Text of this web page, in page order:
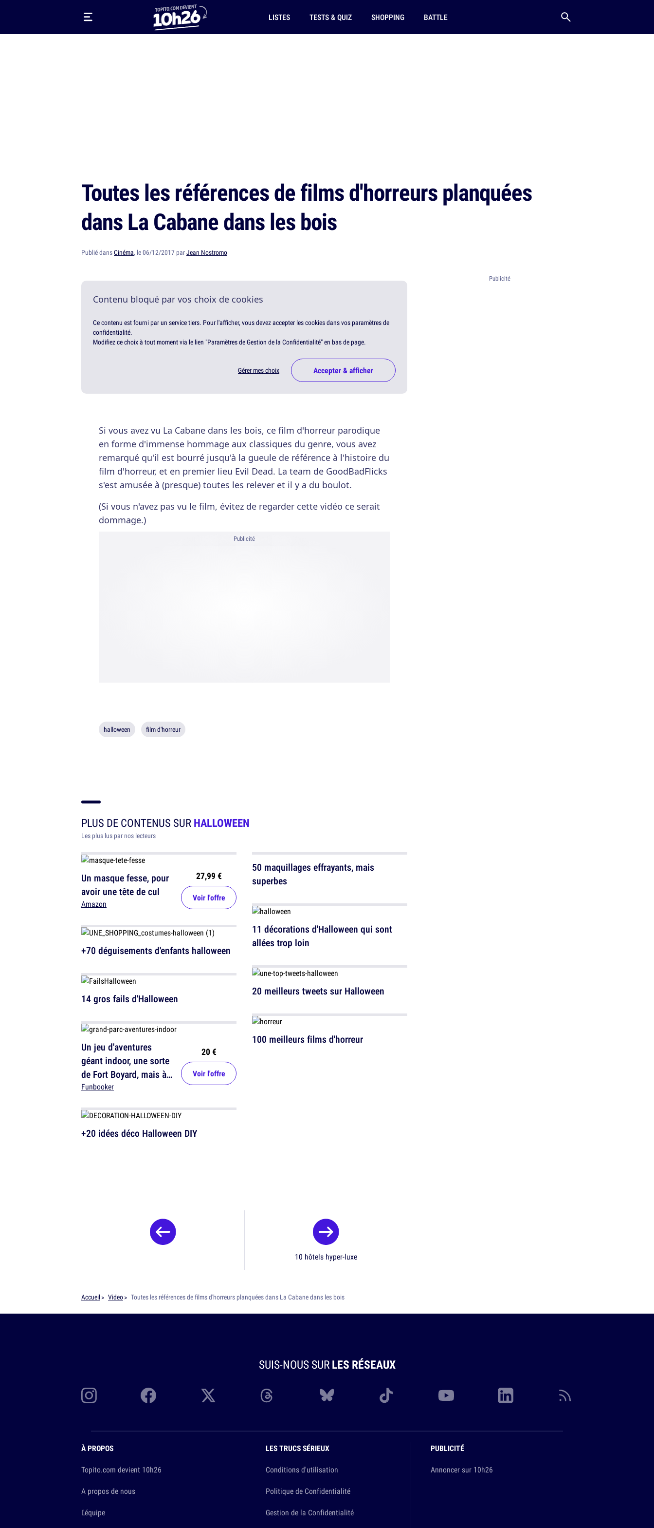
LISTES TESTS & QUIZ SHOPPING BATTLE
Toutes les références de films d'horreurs planquées
dans La Cabane dans les bois
Publié dansCinéma, le 06/12/2017 parJean Nostromo
Contenu bloqué par vos choix de cookies
Ce contenu est fourni par un service tiers. Pour l'afficher, vous devez accepter les cookies dans vos paramètres de
confidentialité.
Modifiez ce choix à tout moment via le lien "Paramètres de Gestion de la Confidentialité" en bas de page.
Gérer mes choix Accepter & afficher
Si vous avez vu La Cabane dans les bois, ce film d'horreur parodique
en forme d'immense hommage aux classiques du genre, vous avez
remarqué qu'il est bourré jusqu'à la gueule de référence à l'histoire du
film d'horreur, et en premier lieu Evil Dead. La team de GoodBadFlicks
s'est amusée à (presque) toutes les relever et il y a du boulot.
(Si vous n'avez pas vu le film, évitez de regarder cette vidéo ce serait
dommage.)
Publicité
halloween film d'horreur
PLUS DE CONTENUS SURHALLOWEEN
Les plus lus par nos lecteurs
Un masque fesse, pour
avoir une tête de cul
Amazon
27,99 €
Voir l'offre
+70 déguisements d'enfants halloween
14 gros fails d'Halloween
Un jeu d'aventures
géant indoor, une sorte
de Fort Boyard, mais à
Paris
Funbooker
20 €
Voir l'offre
+20 idées déco Halloween DIY
50 maquillages effrayants, mais
superbes
11 décorations d'Halloween qui sont
allées trop loin
20 meilleurs tweets sur Halloween
100 meilleurs films d'horreur
10 hôtels hyper-luxe
Accueil Video Toutes les références de films d'horreurs planquées dans La Cabane dans les bois
SUIS-NOUS SURLES RÉSEAUX
À PROPOS
Topito.com devient 10h26
A propos de nous
L'équipe
LES TRUCS SÉRIEUX
Conditions d'utilisation
Politique de Confidentialité
Gestion de la Confidentialité
PUBLICITÉ
Annoncer sur 10h26